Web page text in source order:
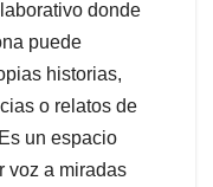
donde
puede
historias,
o relatos de
un espacio
voz a miradas